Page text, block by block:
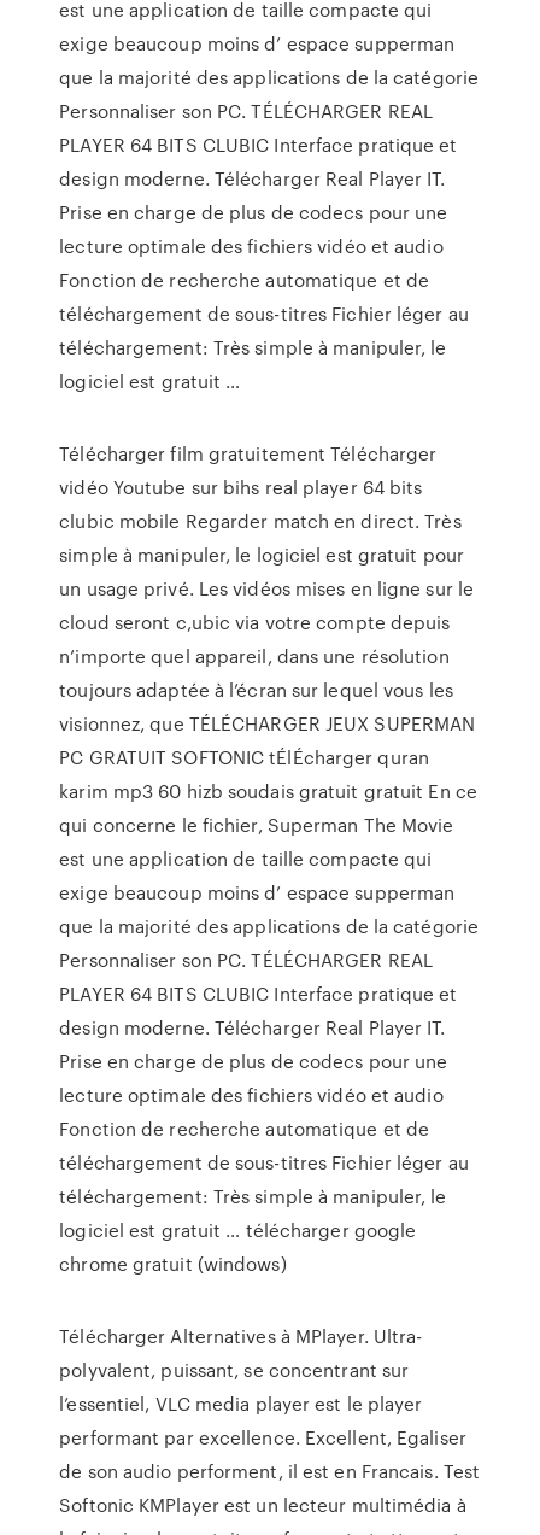
est une application de taille compacte qui
exige beaucoup moins d’ espace supperman
que la majorité des applications de la catégorie
Personnaliser son PC. TÉLÉCHARGER REAL
PLAYER 64 BITS CLUBIC Interface pratique et
design moderne. Télécharger Real Player IT.
Prise en charge de plus de codecs pour une
lecture optimale des fichiers vidéo et audio
Fonction de recherche automatique et de
téléchargement de sous-titres Fichier léger au
téléchargement: Très simple à manipuler, le
logiciel est gratuit …
Télécharger film gratuitement Télécharger
vidéo Youtube sur bihs real player 64 bits
clubic mobile Regarder match en direct. Très
simple à manipuler, le logiciel est gratuit pour
un usage privé. Les vidéos mises en ligne sur le
cloud seront c,ubic via votre compte depuis
n’importe quel appareil, dans une résolution
toujours adaptée à l’écran sur lequel vous les
visionnez, que TÉLÉCHARGER JEUX SUPERMAN
PC GRATUIT SOFTONIC tÉlÉcharger quran
karim mp3 60 hizb soudais gratuit gratuit En ce
qui concerne le fichier, Superman The Movie
est une application de taille compacte qui
exige beaucoup moins d’ espace supperman
que la majorité des applications de la catégorie
Personnaliser son PC. TÉLÉCHARGER REAL
PLAYER 64 BITS CLUBIC Interface pratique et
design moderne. Télécharger Real Player IT.
Prise en charge de plus de codecs pour une
lecture optimale des fichiers vidéo et audio
Fonction de recherche automatique et de
téléchargement de sous-titres Fichier léger au
téléchargement: Très simple à manipuler, le
logiciel est gratuit … télécharger google
chrome gratuit (windows)
Télécharger Alternatives à MPlayer. Ultra-
polyvalent, puissant, se concentrant sur
l’essentiel, VLC media player est le player
performant par excellence. Excellent, Egaliser
de son audio performent, il est en Francais. Test
Softonic KMPlayer est un lecteur multimédia à